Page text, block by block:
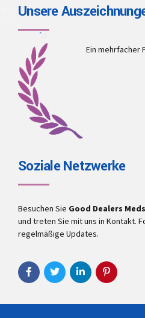
Unsere
Ein mehrfacher
Soziale Netzwerke
Besuchen Sie Good Dealers Meds
und treten Sie mit uns in Kontakt.
regelmäßige Updates.